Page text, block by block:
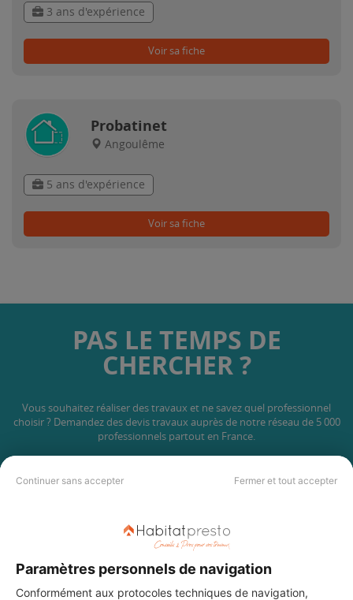
Continuer sans accepter Fermer et tout accepter
Paramètres personnels de navigation
Conformément aux protocoles techniques de navigation,
3 ans d'expérience
Voir sa fiche
Probatinet
Angoulême
5 ans d'expérience
Voir sa fiche
PAS LE TEMPS DE
CHERCHER ?
Vous souhaitez réaliser des travaux et ne savez quel professionnel
choisir ? Demandez des devis travaux auprès de notre réseau de 5 000
professionnels partout en France.
DEMANDER UN DEVIS